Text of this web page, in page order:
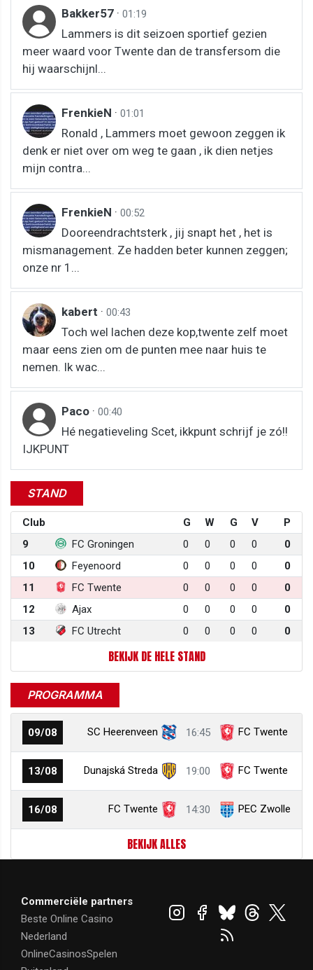
Bakker57 · 01:19
Lammers is dit seizoen sportief gezien
meer waard voor Twente dan de transfersom die
hij waarschijnl...
FrenkieN · 01:01
Ronald , Lammers moet gewoon zeggen ik
denk er niet over om weg te gaan , ik dien netjes
mijn contra...
FrenkieN · 00:52
Dooreendrachtsterk , jij snapt het , het is
mismanagement. Ze hadden beter kunnen zeggen;
onze nr 1...
kabert · 00:43
Toch wel lachen deze kop,twente zelf moet
maar eens zien om de punten mee naar huis te
nemen. Ik wac...
Paco · 00:40
Hé negatieveling Scet, ikkpunt schrijf je zó!!
IJKPUNT
STAND
Club G W G V
P
9
FC Groningen 0 0 0 0
0
10
Feyenoord 0 0 0 0
0
11
FC Twente 0 0 0 0
0
12
Ajax 0 0 0 0
0
13
FC Utrecht 0 0 0 0 0
BEKIJK DE HELE STAND
PROGRAMMA
09/08 SC Heerenveen 16:45 FC Twente
13/08 Dunajská Streda 19:00 FC Twente
16/08 FC Twente 14:30 PEC Zwolle
BEKIJK ALLES
Commerciële partners
Beste Online Casino
Nederland
OnlineCasinosSpelen